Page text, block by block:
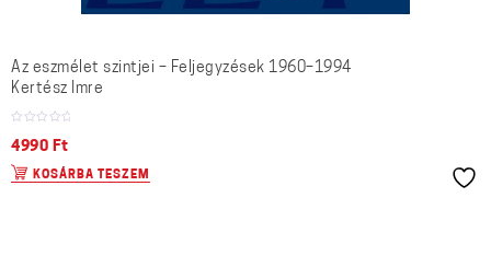
Az eszmélet szintjei – Feljegyzések 1960–1994
Kertész Imre
4990 Ft
KOSÁRBA TESZEM